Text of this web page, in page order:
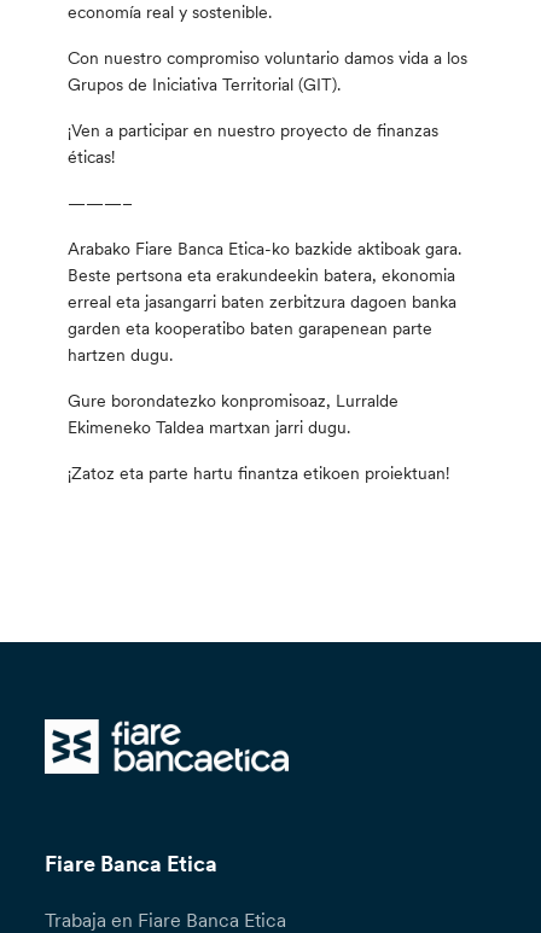
economía real y sostenible.
Con nuestro compromiso voluntario damos vida a los
Grupos de Iniciativa Territorial (GIT).
¡Ven a participar en nuestro proyecto de finanzas
éticas!
———–
Arabako Fiare Banca Etica-ko bazkide aktiboak gara.
Beste pertsona eta erakundeekin batera, ekonomia
erreal eta jasangarri baten zerbitzura dagoen banka
garden eta kooperatibo baten garapenean parte
hartzen dugu.
Gure borondatezko konpromisoaz, Lurralde
Ekimeneko Taldea martxan jarri dugu.
¡Zatoz eta parte hartu finantza etikoen proiektuan!
Fiare Banca Etica
Trabaja en Fiare Banca Etica